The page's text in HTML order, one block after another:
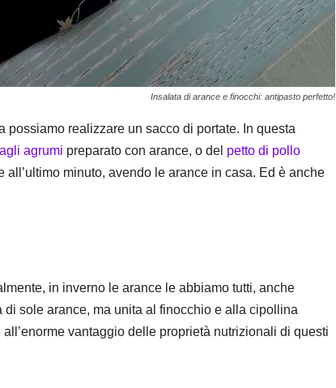
Insalata di arance e finocchi: antipasto perfetto!
realizzare un sacco di portate. In questa
agrumi preparato con arance, o del petto di pollo
minuto, avendo le arance in casa. Ed è anche
in inverno le arance le abbiamo tutti, anche
di sole arance, ma unita al finocchio e alla cipollina
vantaggio delle proprietà nutrizionali di questi